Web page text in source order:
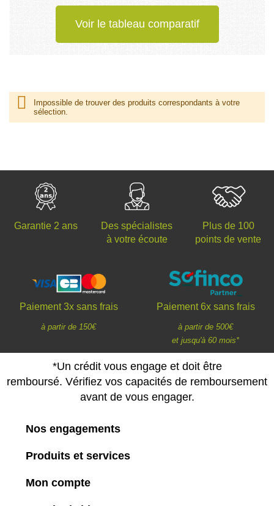
Voir le tableau comparatif
Impossible de trouver des produits correspondants à votre
sélection.
Garantie 2 ans
Des spécialistes
à votre écoute
Plus de 100
points de vente
Paiement 3x sans frais
à partir de 150€
Paiement 6x sans frais
à partir de 500€
et jusqu'à 60 mois*
*Un crédit vous engage et doit être
remboursé. Vérifiez vos capacités de remboursement
avant de vous engager.
Nos engagements
Produits et services
Mon compte